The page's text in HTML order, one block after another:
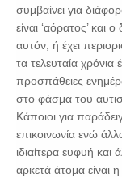
συμβαίνει για
είναι ‘αόρατος’ και
αυτόν, ή έχει
τα τελευταία χρόνια
προσπάθειες
στο φάσμα του
Κάποιοι για
επικοινωνία ενώ
ιδιαίτερα ευφυή
αρκετά άτομα είναι